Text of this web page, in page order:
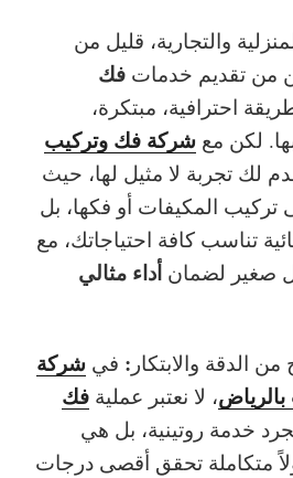
والتجارية، قليل من
من تقديم خدمات فك
احترافية، مبتكرة،
لكن مع شركة فك وتركيب
لك تجربة لا مثيل لها، حيث
تركيب المكيفات أو فكها، بل
تناسب كافة احتياجاتك، مع
صغير لضمان أداء مثالي
من الدقة والابتكار : في شركة
، لا نعتبر عملية فك
خدمة روتينية، بل هي
متكاملة تحقق أقصى درجات